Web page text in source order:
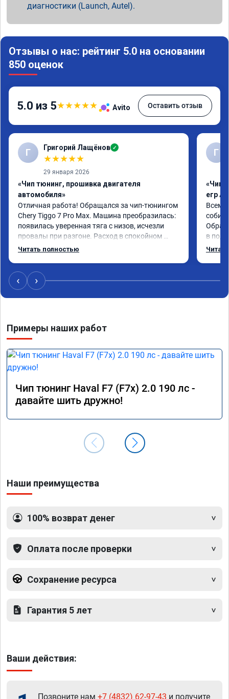
диагностики (Launch, Autel).
Отзывы о нас: рейтинг 5.0 на основании
850 оценок
5.0 из 5★★★★★ Avito Оставить отзыв
Г Григорий Лащёнов ✓
★★★★★
29 января 2026
«Чип тюнинг, прошивка двигателя
автомобиля»
Отличная работа! Обращался за чип-тюнингом
Chery Tiggo 7 Pro Max. Машина преобразилась:
появилась уверенная тяга с низов, исчезли
провалы при разгоне. Расход в спокойном
режиме даже немного снизился. Все сделали
Читать полностью
Г
«Чип
егр
Всем
в
‹ ›
Примеры наших работ
Чип тюнинг Haval F7 (F7x) 2.0 190 лс -
давайте шить дружно!
Наши преимущества
100% возврат денег
Оплата после проверки
Сохранение ресурса
Гарантия 5 лет
Ваши действия:
Позвоните нам +7 (4832) 62-97-43 и получите